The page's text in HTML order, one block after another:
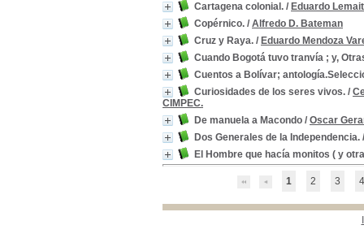
Cartagena colonial. / Eduardo
Copérnico. / Alfredo D. Bateman
Cruz y Raya. / Eduardo Mendoza
Cuando Bogotá tuvo tranvía ; y,
Cuentos a Bolívar;
Curiosidades de los seres vivos. /
CIMPEC.
De manuela a Macondo / Oscar
Dos Generales de la Independencia.
El Hombre que hacía monitos ( y
1 2 3 4